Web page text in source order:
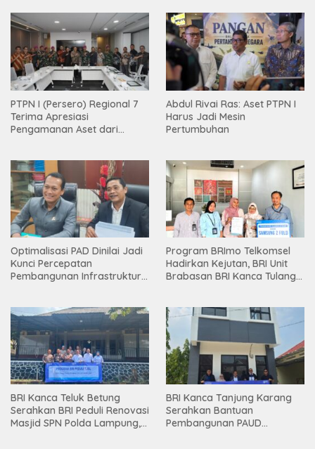
PTPN I (Persero) Regional 7
Terima Apresiasi
Pengamanan Aset dari
Abdul Rivai Ras: Aset PTPN I
Harus Jadi Mesin
Pertumbuhan
Optimalisasi PAD Dinilai Jadi
Kunci Percepatan
Pembangunan Infrastruktur
Program BRImo Telkomsel
Hadirkan Kejutan, BRI Unit
Brabasan BRI Kanca Tulang
Mesuji
BRI Kanca Teluk Betung
Serahkan BRI Peduli Renovasi
Masjid SPN Polda Lampung,
BRI Kanca Tanjung Karang
Serahkan Bantuan
Pembangunan PAUD